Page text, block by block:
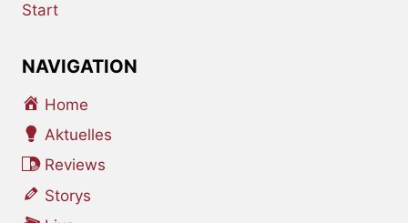
Start
NAVIGATION
Home
Aktuelles
Reviews
Storys